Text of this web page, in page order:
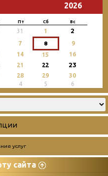
2026
Пт Сб Вс
31 1 2
7 8
9
14 15
16
21 22 23
28 29
30
4 5 6
услуг
сайта